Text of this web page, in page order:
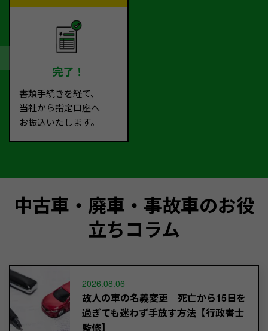
完了！
書類手続きを経て、
当社から指定口座へ
お振込いたします。
中古車・廃車・事故車のお役
立ちコラム
2026.08.06
故人の車の名義変更｜死亡から15日を
過ぎても迷わず手放す方法【行政書士
監修】